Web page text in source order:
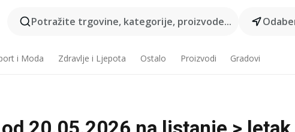
Potražite trgovine, kategorije, proizvode...
i Moda Zdravlje i Ljepota Ostalo Proizvodi Gradovi